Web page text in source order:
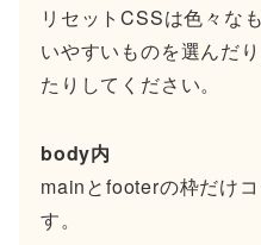
リセットCSSは色々な
いやすいものを選んだ
たりしてください。
body内
mainとfooterの枠だけ
す。